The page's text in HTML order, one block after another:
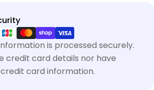
is processed securely.
credit card details nor have
card information.